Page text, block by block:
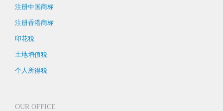
注册中国商标
注册香港商标
印花税
土地增值税
个人所得税
OUR OFFICE